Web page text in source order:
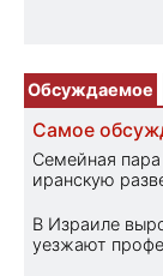
Обсуждаемое
Самое
Семейная
иранскую
В Израиле
уезжают